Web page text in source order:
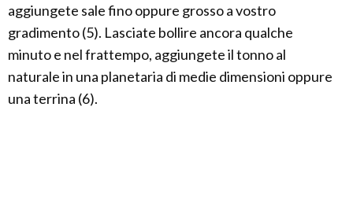
aggiungete sale fino oppure grosso a vostro
gradimento (5). Lasciate bollire ancora qualche
minuto e nel frattempo, aggiungete il tonno al
naturale in una planetaria di medie dimensioni oppure
una terrina (6).